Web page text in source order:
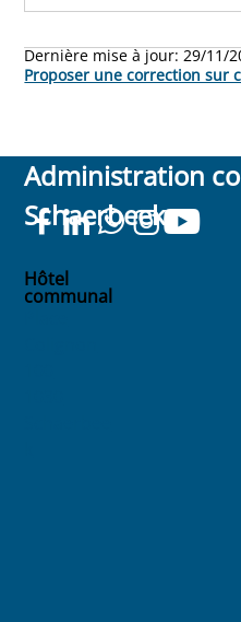
Dernière mise à jour:29/11/
Proposer une correction sur
Administration
Schaerbeek
Hôtel
communal